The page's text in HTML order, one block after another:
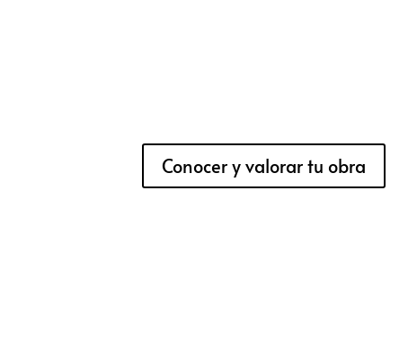
Conocer y valorar tu obra